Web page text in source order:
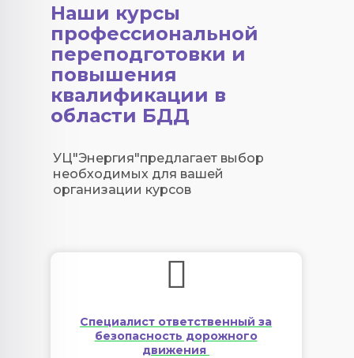
Наши курсы
профессиональной
переподготовки и
повышения
квалификации в
области БДД
УЦ"Энергия"предлагает выбор
необходимых для вашей
организации курсов
Специалист ответственный за
безопасность дорожного
движения